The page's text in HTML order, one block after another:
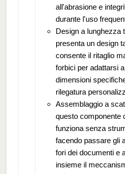
all'abrasione e
durante l'uso
Design a lunghezza
presenta un design
consente il ritaglio
forbici per adattarsi
dimensioni
rilegatura
Assemblaggio a
questo componente
funziona senza
facendo passare gli
fori dei documenti e
insieme il